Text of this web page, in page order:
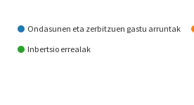
Nola gastatzen da?
Ondasunen eta zerbitzuen gastu arruntak
Inbertsio errealak